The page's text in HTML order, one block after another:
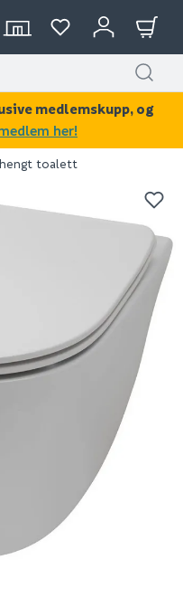
INTERESSE?
100+ stk
Klikk & Hent
toalett
medlemskupp, og
her!